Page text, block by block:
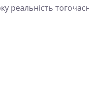
реальність